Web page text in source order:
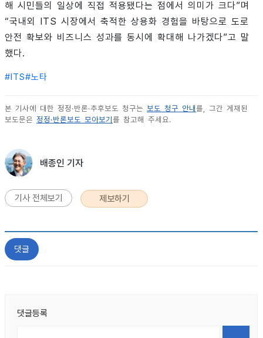
해 시민들의 일상에 직접 적용됐다는 점에서 의미가 크다”며
“국내외 ITS 시장에서 축적한 상용화 경험을 바탕으로 도로
안전 확보와 비즈니스 성과를 동시에 확대해 나가겠다”고 말
했다.
#ITS#노타
본 기사에 대한 정정·반론·추후보도 청구는 보도 청구 안내 를, 그간 게재된
보도문은 정정·반론보도 모아보기 를 참고해 주세요.
배종인 기자
기사 전체보기 제보하기
댓글
댓글등록